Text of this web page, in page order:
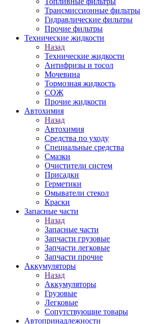
Трансмиссионные фильтры
Гидравлические фильтры
Прочие фильтры
Технические жидкости
Назад
Технические жидкости
Антифризы и тосол
Мочевина
Тормозная жидкость
СОЖ
Прочие жидкости
Автохимия
Назад
Автохимия
Средства по уходу
Специальные средства
Смазки
Очистители систем
Присадки
Герметики
Омыватели стекол
Краски
Запасные части
Назад
Запасные части
Запчасти грузовые
Запчасти легковые
Запчасти прочие
Аккумуляторы
Назад
Аккумуляторы
Грузовые
Легковые
Сопутствующие товары
Автопринадлежности